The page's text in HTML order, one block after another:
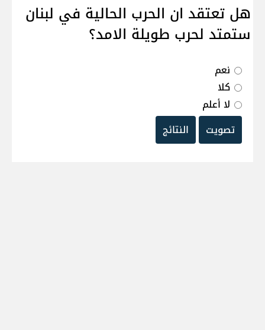
هل تعتقد ان الحرب الحالية في لبنان
ستمتد لحرب طويلة الامد؟
نعم
كلا
لا أعلم
تصويت
النتائج